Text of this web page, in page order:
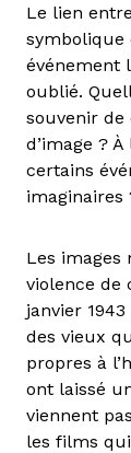
Le lien
symbolique
événement
oublié.
souvenir de
d’image ?
certains
imaginaires
Les
violence de
janvier
des vieux
propres à
ont laissé
viennent
les films